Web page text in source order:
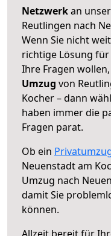
Netzwerkan
Reutlingen nach
Wenn Sie nicht
richtige Lösung für
Ihre Fragen wollen,
Umzug von
Kocher – dann
haben immer die
Fragen parat.
Ob ein
Neuenstadt am
Umzug nach
damit Sie
können.